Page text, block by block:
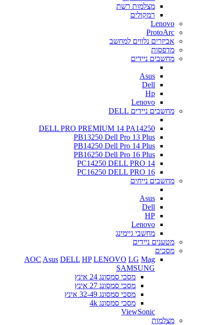
מצלמות רשת
רמקולים
Lenovo
ProtoArc
אביזרים נלווים למחשב
מדפסות
מחשבים ניידים
Asus
Dell
Hp
Lenovo
מחשבים ניידים DELL
DELL PRO PREMIUM 14 PA14250
PB13250 Dell Pro 13 Plus
PB14250 Dell Pro 14 Plus
PB16250 Dell Pro 16 Plus
PC14250 DELL PRO 14
PC16250 DELL PRO 16
מחשבים נייחים
Asus
Dell
HP
Lenovo
מחשבי גיימינג
מטענים ניידים
מסכים
AOC Asus DELL HP LENOVO LG Mag
SAMSUNG
מסכי סמסונג 24 אינץ
מסכי סמסונג 27 אינץ
מסכי סמסונג 32-49 אינץ
מסכי סמסונג 4k
ViewSonic
מצלמות